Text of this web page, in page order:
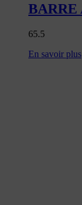
BARRE
65.5
En savoir plus